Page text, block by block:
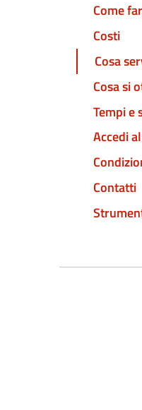
Come
Costi
Cosa
Cosa si
Tempi e
Accedi
Contatti